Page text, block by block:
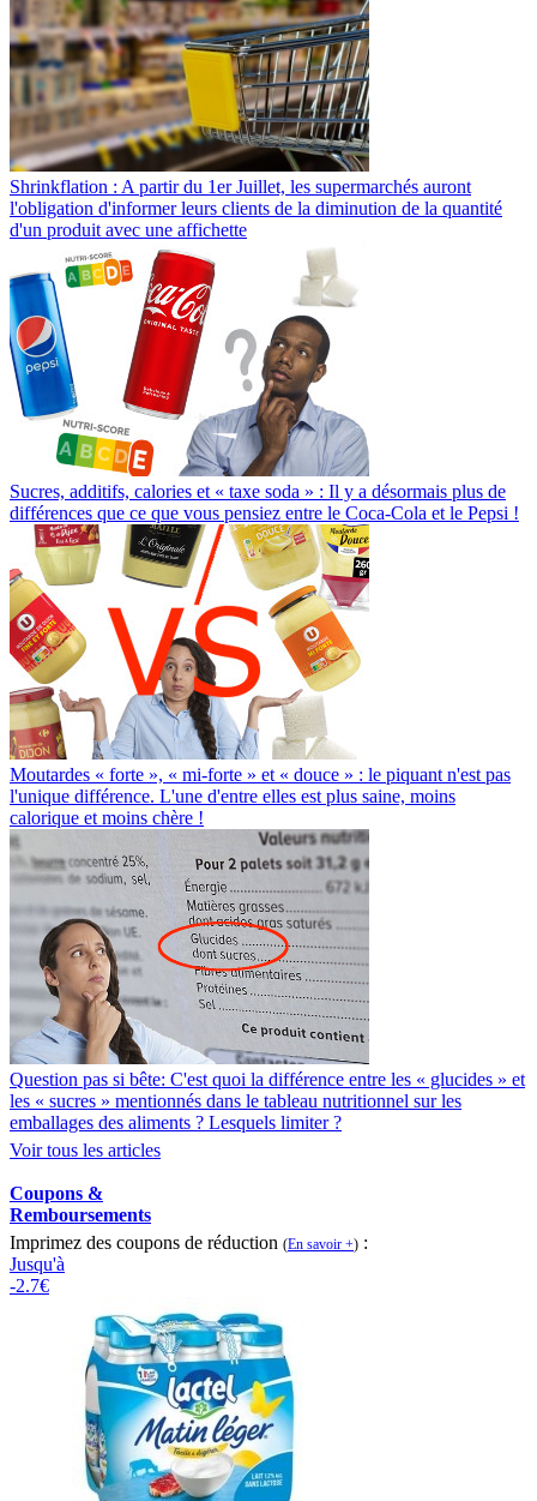
Shrinkflation : A partir du 1er Juillet, les supermarchés auront
l'obligation d'informer leurs clients de la diminution de la quantité
d'un produit avec une affichette
Sucres, additifs, calories et « taxe soda » : Il y a désormais plus de
différences que ce que vous pensiez entre le Coca-Cola et le Pepsi !
Moutardes « forte », « mi-forte » et « douce » : le piquant n'est pas
l'unique différence. L'une d'entre elles est plus saine, moins
calorique et moins chère !
Question pas si bête: C'est quoi la différence entre les « glucides » et
les « sucres » mentionnés dans le tableau nutritionnel sur les
emballages des aliments ? Lesquels limiter ?
Voir tous les articles
Coupons &
Remboursements
Imprimez des coupons de réduction (En savoir +) :
Jusqu'à
-2.7€